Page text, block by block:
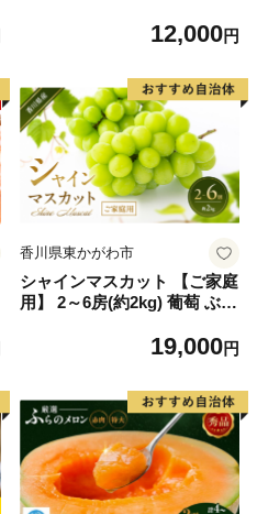
毛和牛 ブランド牛 九州 ハン
(H083106)
12,000円
香川県東かがわ市
シャインマスカット 【ご家庭
用】 2～6房(約2kg) 葡萄 ぶど
もの 果実 旬の果物 旬のフル
19,000円